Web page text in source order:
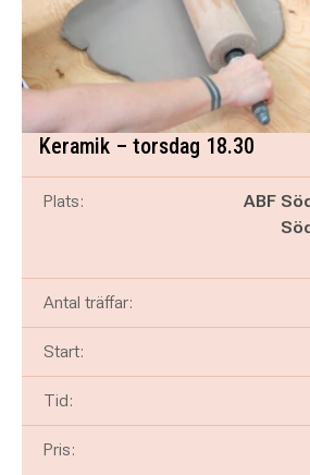
Keramik – torsdag 18.30
Plats:
ABF
Antal träffar:
Start:
Tid:
Pris: